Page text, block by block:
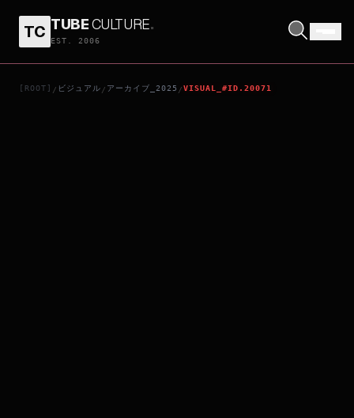
TC TUBECULTURE.
EST. 2006
[ROOT] / ビジュアル / アーカイブ_2025 /VISUAL_#ID.20071
守護我們的星球